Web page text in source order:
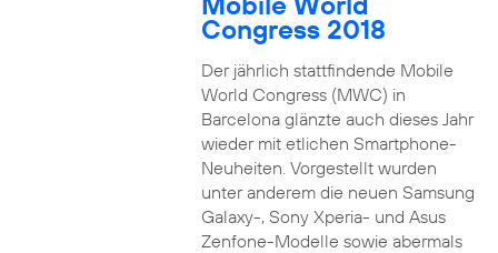
Congress 2018
Der jährlich stattfindende Mobile
World Congress (MWC) in
Barcelona glänzte auch dieses Jahr
wieder mit etlichen Smartphone-
Neuheiten. Vorgestellt wurden
unter anderem die neuen Samsung
Galaxy-, Sony Xperia- und Asus
Zenfone-Modelle sowie abermals